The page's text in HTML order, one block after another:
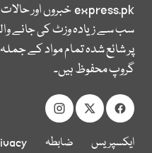
express.pkخبروں اور
سب سے زیادہ وزٹ کی جانے
پر شائع شدہ تمام مواد کے
گروپ محفوظ ہیں۔
ایکسپریس
ضابطہ